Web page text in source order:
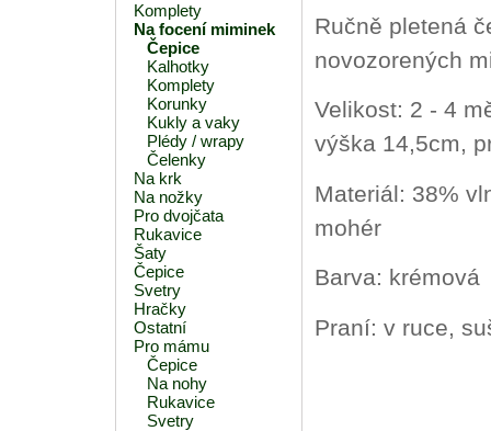
Komplety
Na focení miminek
Čepice
Kalhotky
Komplety
Korunky
Kukly a vaky
Plédy / wrapy
Čelenky
Na krk
Na nožky
Pro dvojčata
Rukavice
Šaty
Čepice
Svetry
Hračky
Ostatní
Pro mámu
Čepice
Na nohy
Rukavice
Svetry
Ručně pletená
novozorených
Velikost: 2 - 4
výška 14,5cm,
Materiál: 38%
mohér
Barva: krémová
Praní: v ruce,